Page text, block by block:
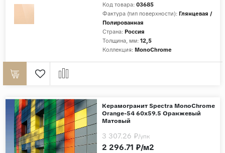
Сатинированная
Карвинг
Код товара: 03685
Фактура (тип поверхности): Глянцевая /
Полированная
Страна: Россия
Толщина, мм: 12,5
Коллекция: MonoChrome
Керамогранит Spectra MonoChrome
Orange-54 60x59.5 Оранжевый
Матовый
2 296.71 ₽/м2
3 307.26 ₽/упк